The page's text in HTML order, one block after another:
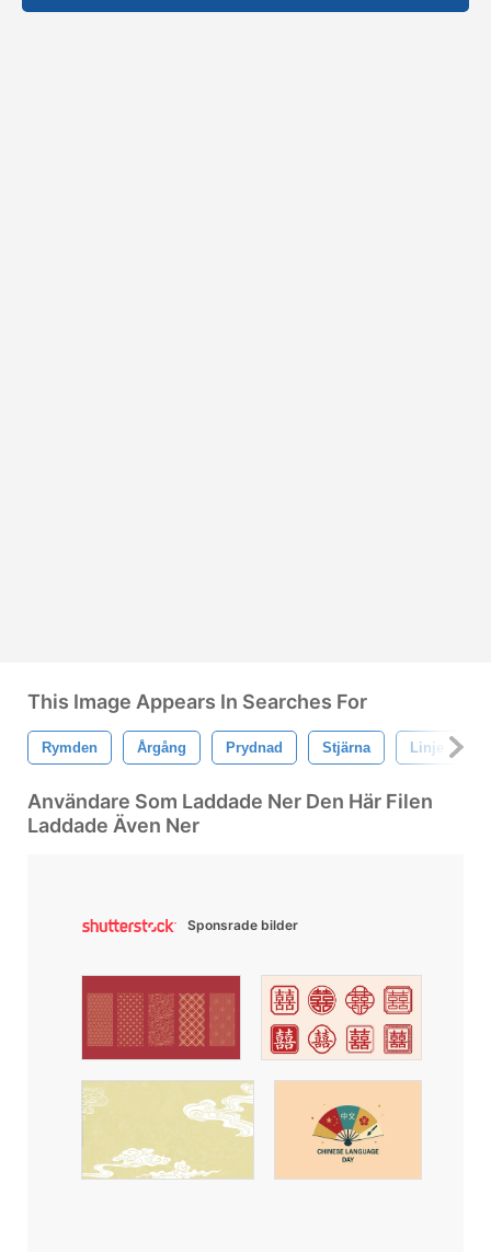
This Image Appears In Searches For
Rymden Årgång Prydnad Stjärna Linje
Användare Som Laddade Ner Den Här Filen
Laddade Även Ner
Sponsrade bilder